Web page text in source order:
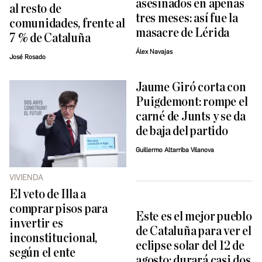
al resto de
comunidades, frente al
7 % de Cataluña
José Rosado
asesinados en apenas
tres meses: así fue la
masacre de Lérida
Álex Navajas
VIVIENDA
El veto de Illa a
comprar pisos para
invertir es
inconstitucional,
según el ente
Jaume Giró corta con
Puigdemont: rompe el
carné de Junts y se da
de baja del partido
Guillermo Altarriba Vilanova
Este es el mejor pueblo
de Cataluña para ver el
eclipse solar del 12 de